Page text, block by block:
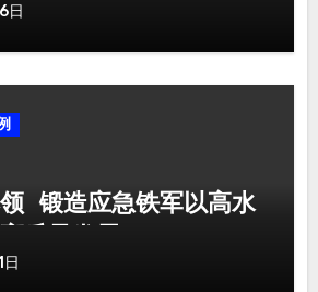
日
锻造应急铁军以高水